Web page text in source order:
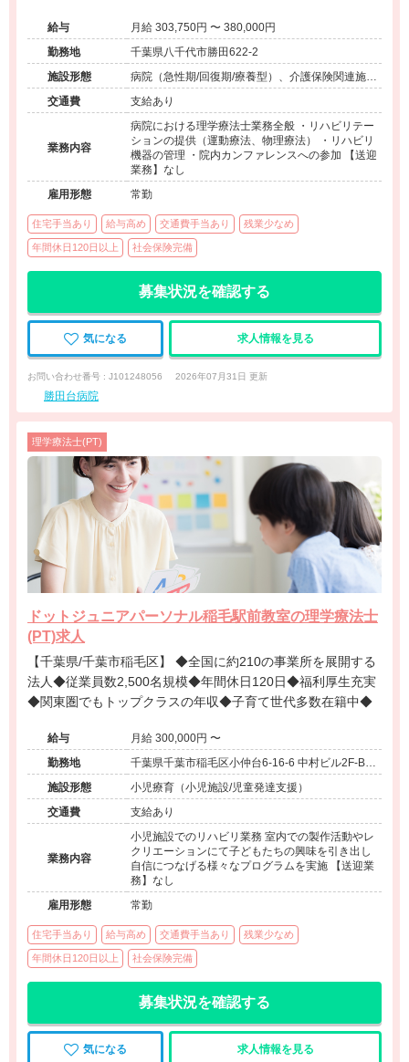
給与
月給 303,750円 〜 380,000円
勤務地
千葉県八千代市勝田622-2
施設形態
病院（急性期/回復期/療養型）、介護保険関連施設
（デイケア）
交通費 支給あり
業務内容
病院における理学療法士業務全般 ・リハビリテー
ションの提供（運動療法、物理療法） ・リハビリ
機器の管理 ・院内カンファレンスへの参加 【送迎
業務】なし
雇用形態
常勤
住宅手当あり 給与高め 交通費手当あり 残業少なめ
年間休日120日以上 社会保険完備
募集状況を確認する
気になる 求人情報を見る
お問い合わせ番号 : J101248056 2026年07月31日 更新
勝田台病院
理学療法士(PT)
ドットジュニアパーソナル稲毛駅前教室の理学療法士
(PT)求人
【千葉県/千葉市稲毛区】 ◆全国に約210の事業所を展開する
法人◆従業員数2,500名規模◆年間休日120日◆福利厚生充実
◆関東圏でもトップクラスの年収◆子育て世代多数在籍中◆
給与
月給 300,000円 〜
勤務地
千葉県千葉市稲毛区小仲台6-16-6 中村ビル2F-B号
室
施設形態
小児療育（小児施設/児童発達支援）
交通費
支給あり
業務内容
小児施設でのリハビリ業務 室内での製作活動やレ
クリエーションにて子どもたちの興味を引き出し
自信につなげる様々なプログラムを実施 【送迎業
務】なし
雇用形態
常勤
住宅手当あり 給与高め 交通費手当あり 残業少なめ
年間休日120日以上 社会保険完備
募集状況を確認する
気になる 求人情報を見る